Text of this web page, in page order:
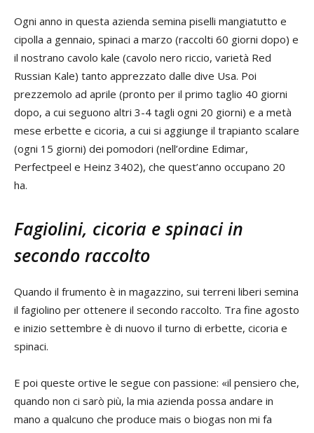
Ogni anno in questa azienda semina piselli mangiatutto e
cipolla a gennaio, spinaci a marzo (raccolti 60 giorni dopo) e
il nostrano cavolo kale (cavolo nero riccio, varietà Red
Russian Kale) tanto apprezzato dalle dive Usa. Poi
prezzemolo ad aprile (pronto per il primo taglio 40 giorni
dopo, a cui seguono altri 3-4 tagli ogni 20 giorni) e a metà
mese erbette e cicoria, a cui si aggiunge il trapianto scalare
(ogni 15 giorni) dei pomodori (nell’ordine Edimar,
Perfectpeel e Heinz 3402), che quest’anno occupano 20
ha.
Fagiolini, cicoria e spinaci in
secondo raccolto
Quando il frumento è in magazzino, sui terreni liberi semina
il fagiolino per ottenere il secondo raccolto. Tra fine agosto
e inizio settembre è di nuovo il turno di erbette, cicoria e
spinaci.
E poi queste ortive le segue con passione: «il pensiero che,
quando non ci sarò più, la mia azienda possa andare in
mano a qualcuno che produce mais o biogas non mi fa